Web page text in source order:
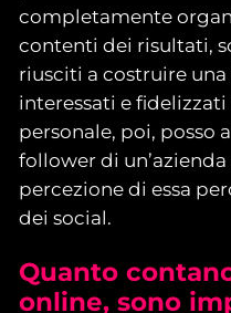
completamente
contenti dei risultati,
riusciti a costruire
interessati e
personale, poi, posso
follower di
percezione di essa
dei social.
Quanto
online, sono